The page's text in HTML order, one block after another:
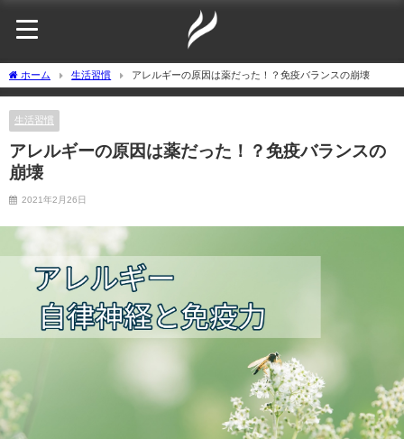
ホーム 生活習慣 アレルギーの原因は薬だった！？免疫バランスの崩壊
生活習慣
アレルギーの原因は薬だった！？免疫バランスの
崩壊
2021年2月26日